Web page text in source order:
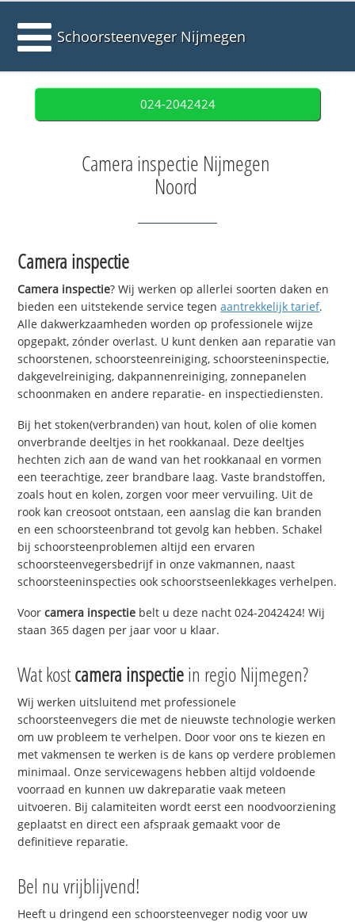
Schoorsteenveger Nijmegen
024-2042424
Camera inspectie Nijmegen
Noord
Camera inspectie
Camera inspectie? Wij werken op allerlei soorten daken en
bieden een uitstekende service tegenaantrekkelijk tarief.
Alle dakwerkzaamheden worden op professionele wijze
opgepakt, zónder overlast. U kunt denken aan reparatie van
schoorstenen, schoorsteenreiniging, schoorsteeninspectie,
dakgevelreiniging, dakpannenreiniging, zonnepanelen
schoonmaken en andere reparatie- en inspectiediensten.
Bij het stoken(verbranden) van hout, kolen of olie komen
onverbrande deeltjes in het rookkanaal. Deze deeltjes
hechten zich aan de wand van het rookkanaal en vormen
een teerachtige, zeer brandbare laag. Vaste brandstoffen,
zoals hout en kolen, zorgen voor meer vervuiling. Uit de
rook kan creosoot ontstaan, een aanslag die kan branden
en een schoorsteenbrand tot gevolg kan hebben. Schakel
bij schoorsteenproblemen altijd een ervaren
schoorsteenvegersbedrijf in onze vakmannen, naast
schoorsteeninspecties ook schoorstseenlekkages verhelpen.
Voorcamera inspectie belt u deze nacht 024-2042424! Wij
staan 365 dagen per jaar voor u klaar.
Wat kostcamera inspectiein regio Nijmegen?
Wij werken uitsluitend met professionele
schoorsteenvegers die met de nieuwste technologie werken
om uw probleem te verhelpen. Door voor ons te kiezen en
met vakmensen te werken is de kans op verdere problemen
minimaal. Onze servicewagens hebben altijd voldoende
voorraad en kunnen uw dakreparatie vaak meteen
uitvoeren. Bij calamiteiten wordt eerst een noodvoorziening
geplaatst en direct een afspraak gemaakt voor de
definitieve reparatie.
Bel nu vrijblijvend!
Heeft u dringend een schoorsteenveger nodig voor uw